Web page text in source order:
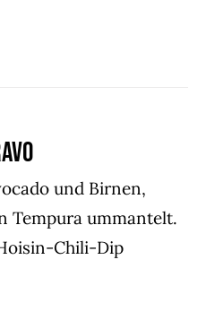
und Birnen,
Tempura ummantelt.
Chili-Dip